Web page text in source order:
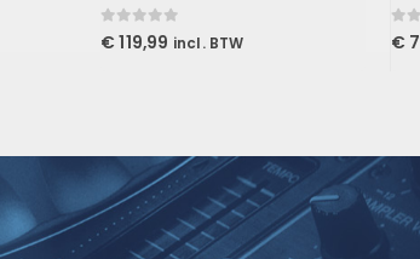
0out of 5
€ 119,99 incl. BTW 0
€